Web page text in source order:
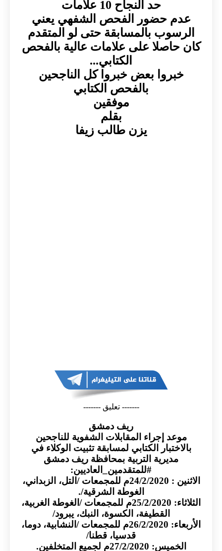
حد النجاح 10 علامات
حضور الفحص الشفهي يعني
بالمسابقة حتى لو المتقدم
على علامات عالية بالفحص
بعض خبروا كل الناجحين
بالفحص الكتابي
يزن طالب زيفا
------- تعليق -------
ريف دمشق
إجراء المقابلات الشفوية للناجحين
الكتابي لمسابقة تثبيت الوكلاء في
مديرية التربية بمحافظة ريف دمشق
#للمتقدمين_العاديين:
الاثنين : 24/2/2020م للمجمعات /التل، الزبداني،
الغوطة الشرقية/.
الثلاثاء: 25/2/2020م للمجمعات /الغوطة الغربية،
القطيفة، الكسوة، النبك، يبرود/
الأربعاء: 26/2/2020م للمجمعات /النشابية، دوما،
قدسيا، قطنا/